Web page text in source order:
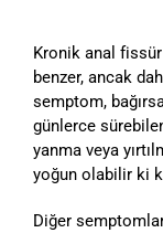
Kronik anal
benzer, ancak
semptom,
günlerce
yanma veya
yoğun olabilir ki
Diğer